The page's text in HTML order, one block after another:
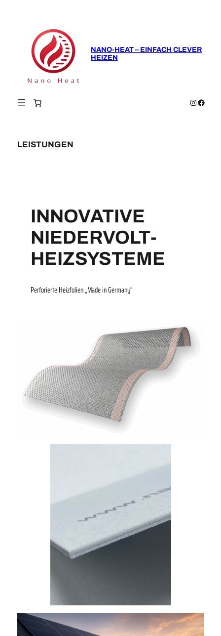
NANO-HEAT – EINFACH CLEVER
HEIZEN
Instagram
LEISTUNGEN
INNOVATIVE
NIEDERVOLT-
HEIZSYSTEME
Perforierte Heizfolien „Made in Germany“